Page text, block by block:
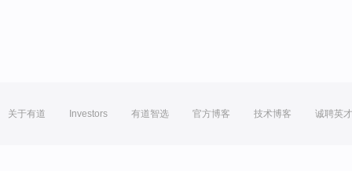
关于有道 Investors 有道智选 官方博客 技术博客 诚聘英才